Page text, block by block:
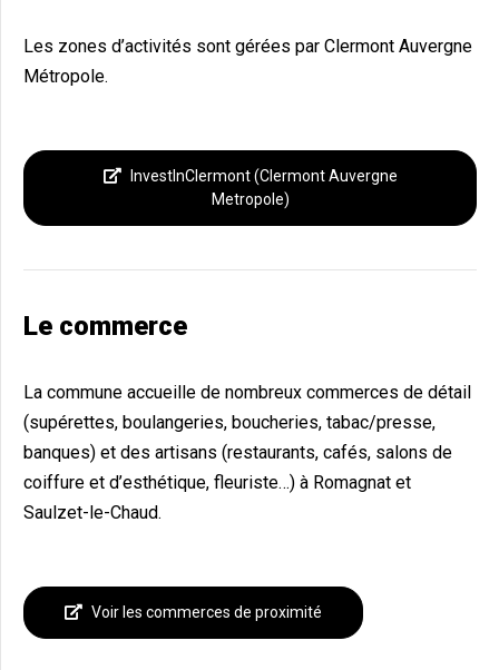
Les zones d’activités sont gérées par Clermont Auvergne
Métropole.
InvestInClermont (Clermont Auvergne
Metropole)
Le commerce
La commune accueille de nombreux commerces de détail
(supérettes, boulangeries, boucheries, tabac/presse,
banques) et des artisans (restaurants, cafés, salons de
coiffure et d’esthétique, fleuriste…) à Romagnat et
Saulzet-le-Chaud.
Voir les commerces de proximité